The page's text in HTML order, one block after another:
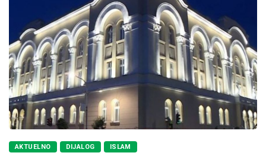
AKTUELNO DIJALOG ISLAM